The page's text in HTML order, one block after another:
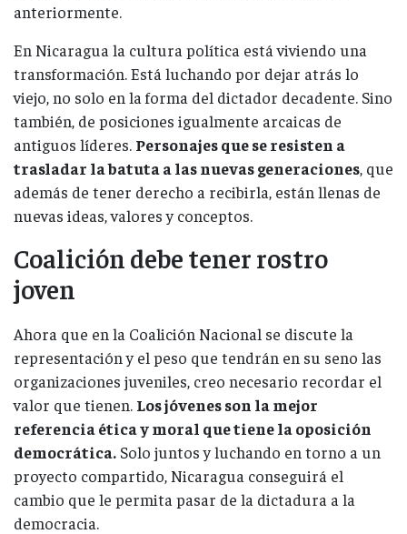
anteriormente.
En Nicaragua la cultura política está viviendo una
transformación. Está luchando por dejar atrás lo
viejo, no solo en la forma del dictador decadente. Sino
también, de posiciones igualmente arcaicas de
antiguos líderes. Personajes que se resisten a
trasladar la batuta a las nuevas generaciones, que
además de tener derecho a recibirla, están llenas de
nuevas ideas, valores y conceptos.
Coalición debe tener rostro
joven
Ahora que en la Coalición Nacional se discute la
representación y el peso que tendrán en su seno las
organizaciones juveniles, creo necesario recordar el
valor que tienen. Los jóvenes son la mejor
referencia ética y moral que tiene la oposición
democrática. Solo juntos y luchando en torno a un
proyecto compartido, Nicaragua conseguirá el
cambio que le permita pasar de la dictadura a la
democracia.